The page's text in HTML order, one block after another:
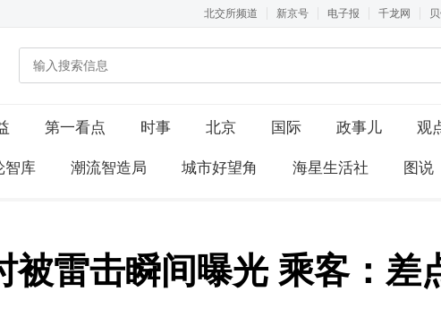
北交所频道 新京号 电子报 千龙网
第一看点 时事 北京 国际 政事儿 观
智库 潮流智造局 城市好望角 海星生活社 图说
被雷击瞬间曝光 乘客：差